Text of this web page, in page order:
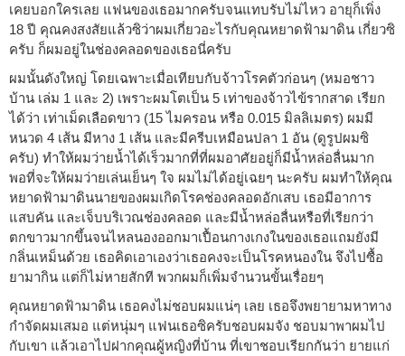
เคยบอกใครเลย แฟนของเธอมากครับจนแทบรับไม่ไหว อายุก็เพิ่ง
18 ปี คุณคงสงสัยแล้วซิว่าผมเกี่ยวอะไรกับคุณหยาดฟ้ามาดิน เกี่ยวซิ
ครับ ก็ผมอยู่ในช่องคลอดของเธอนี่ครับ
ผมนั้นดังใหญ่ โดยเฉพาะเมื่อเทียบกับจ้าวโรคตัวก่อนๆ (หมอชาว
บ้าน เล่ม 1 และ 2) เพราะผมโตเป็น 5 เท่าของจ้าวไข้รากสาด เรียก
ได้ว่า เท่าเม็ดเลือดขาว (15 ไมครอน หรือ 0.015 มิลลิเมตร) ผมมี
หนวด 4 เส้น มีหาง 1 เส้น และมีครีบเหมือนปลา 1 อัน (ดูรูปผมซิ
ครับ) ทำให้ผมว่ายน้ำได้เร็วมากที่ที่ผมอาศัยอยู่ก็มีน้ำหล่อลื่นมาก
พอที่จะให้ผมว่ายเล่นเย็นๆ ใจ ผมไม่ได้อยู่เฉยๆ นะครับ ผมทำให้คุณ
หยาดฟ้ามาดินนายของผมเกิดโรคช่องคลอดอักเสบ เธอมีอาการ
แสบคัน และเจ็บบริเวณช่องคลอด และมีน้ำหล่อลื่นหรือที่เรียกว่า
ตกขาวมากขึ้นจนไหลนองออกมาเปื้อนกางเกงในของเธอแถมยังมี
กลิ่นเหม็นด้วย เธอคิดเอาเองว่าเธอคงจะเป็นโรคหนองใน จึงไปซื้อ
ยามากิน แต่ก็ไม่หายสักที พวกผมก็เพิ่มจำนวนขั้นเรื่อยๆ
คุณหยาดฟ้ามาดิน เธอคงไม่ชอบผมแน่ๆ เลย เธอจึงพยายามหาทาง
กำจัดผมเสมอ แต่หนุ่มๆ แฟนเธอซิครับชอบผมจัง ชอบมาพาผมไป
กับเขา แล้วเอาไปฝากคุณผู้หญิงที่บ้าน ที่เขาชอบเรียกกันว่า ยายแก่